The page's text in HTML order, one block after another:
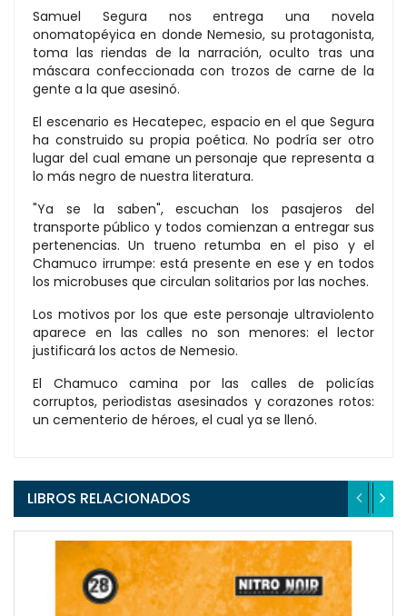
Samuel Segura nos entrega una novela
onomatopéyica en donde Nemesio, su protagonista,
toma las riendas de la narración, oculto tras una
máscara confeccionada con trozos de carne de la
gente a la que asesinó.
El escenario es Hecatepec, espacio en el que Segura
ha construido su propia poética. No podría ser otro
lugar del cual emane un personaje que representa a
lo más negro de nuestra literatura.
"Ya se la saben", escuchan los pasajeros del
transporte público y todos comienzan a entregar sus
pertenencias. Un trueno retumba en el piso y el
Chamuco irrumpe: está presente en ese y en todos
los microbuses que circulan solitarios por las noches.
Los motivos por los que este personaje ultraviolento
aparece en las calles no son menores: el lector
justificará los actos de Nemesio.
El Chamuco camina por las calles de policías
corruptos, periodistas asesinados y corazones rotos:
un cementerio de héroes, el cual ya se llenó.
LIBROS RELACIONADOS